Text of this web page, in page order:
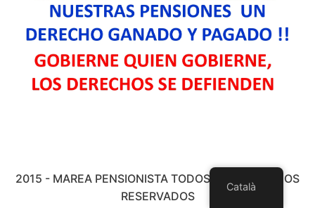
2015 - MAREA PENSIONISTA TODOS LOS DERECHOS
RESERVADOS
Català